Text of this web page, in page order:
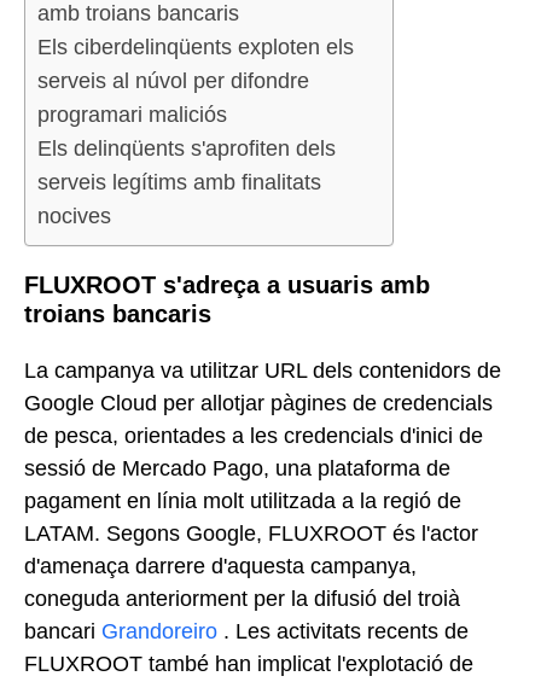
amb troians bancaris
Els ciberdelinqüents exploten els
serveis al núvol per difondre
programari maliciós
Els delinqüents s'aprofiten dels
serveis legítims amb finalitats
nocives
FLUXROOT s'adreça a usuaris amb
troians bancaris
La campanya va utilitzar URL dels contenidors de
Google Cloud per allotjar pàgines de credencials
de pesca, orientades a les credencials d'inici de
sessió de Mercado Pago, una plataforma de
pagament en línia molt utilitzada a la regió de
LATAM. Segons Google, FLUXROOT és l'actor
d'amenaça darrere d'aquesta campanya,
coneguda anteriorment per la difusió del troià
bancari Grandoreiro . Les activitats recents de
FLUXROOT també han implicat l'explotació de